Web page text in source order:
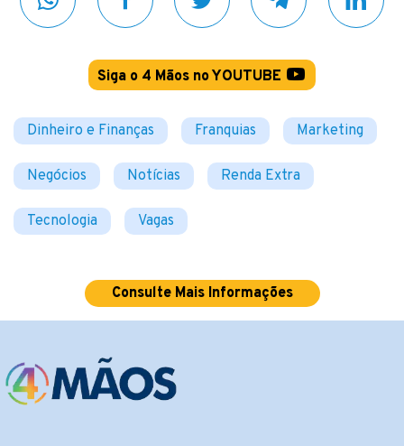
Siga o 4 Mãos no YOUTUBE
Dinheiro e Finanças Franquias Marketing
Negócios Notícias Renda Extra
Tecnologia Vagas
Consulte Mais Informações